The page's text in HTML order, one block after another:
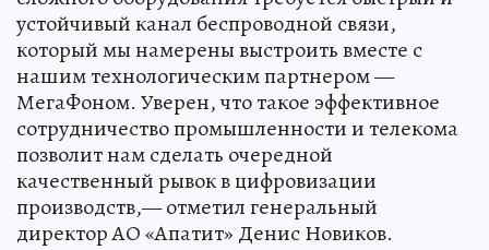
устойчивый канал беспроводной связи,
который мы намерены выстроить вместе с
нашим технологическим партнером —
МегаФоном. Уверен, что такое эффективное
сотрудничество промышленности и телекома
позволит нам сделать очередной
качественный рывок в цифровизации
производств,— отметил генеральный
директор АО «Апатит» Денис Новиков.